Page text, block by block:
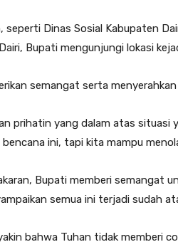
seperti Dinas Sosial Kabupaten
Bupati mengunjungi lokasi
semangat serta
prihatin yang dalam atas situasi
ini, tapi kita mampu
Bupati memberi semangat
semua ini terjadi sudah
bahwa Tuhan tidak memberi